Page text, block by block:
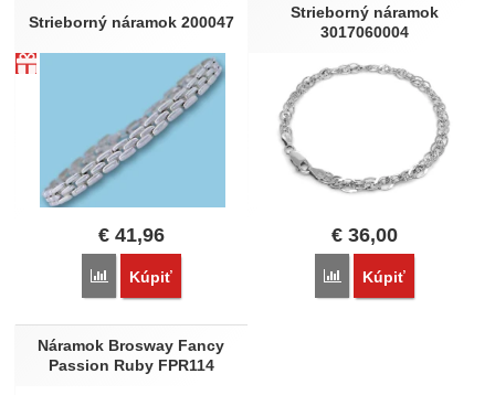
Nebola pridaná žiadna recenzia.
Strieborný náramok 200047
€ 41,96
Porovnať
Kúpiť
Strieborný náramok
3017060004
€36,00
Porovnať
Kúpiť
Náramok Brosway Fancy
Passion Ruby FPR114